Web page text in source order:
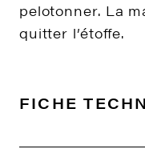
pelotonner. La
quitter l’étoffe.
FICHE